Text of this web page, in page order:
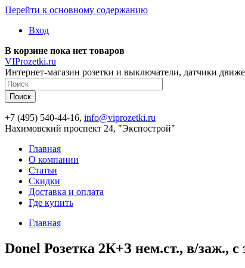
Перейти к основному содержанию
Вход
В корзине пока нет товаров
VIProzetki.ru
Интернет-магазин розетки и выключатели, датчики
+7 (495) 540-44-16, info@viprozetki.ru
Нахимовский проспект 24, "Экспострой"
Главная
О компании
Статьи
Скидки
Доставка и оплата
Где купить
Главная
Donel Розетка 2К+З нем.ст., в/заж.,